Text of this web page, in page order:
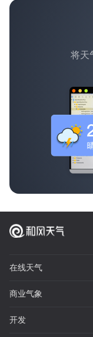
将天
在线天气
商业气象
开发